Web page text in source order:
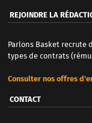
REJOINDRE LA
Parlons Basket recrute
types de contrats
Consulter nos offres
CONTACT